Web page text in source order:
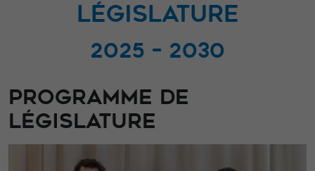
LÉGISLATURE
2025 – 2030
PROGRAMME DE
LÉGISLATURE